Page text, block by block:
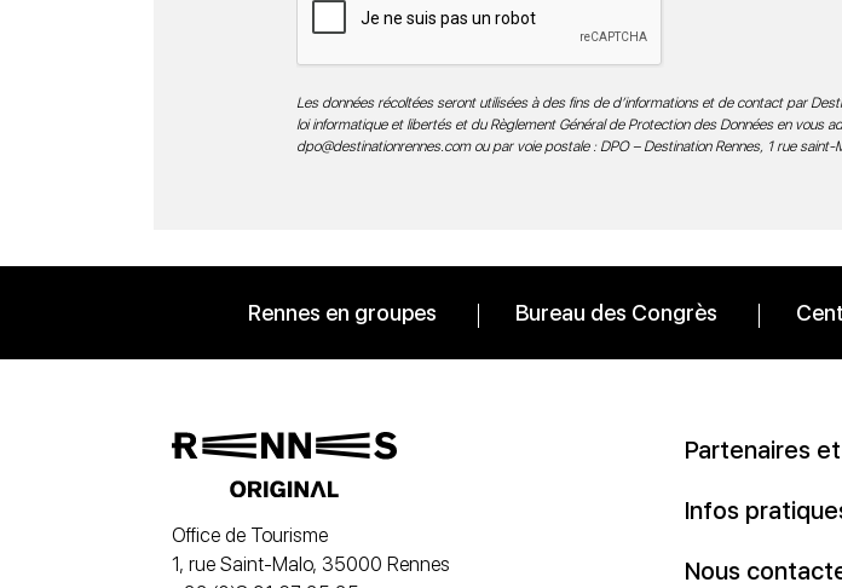
Les données récoltées seront utilisées à des fins de d’informations et de contact par
loi informatique et libertés et du Règlement Général de Protection des Données en vous
dpo@destinationrennes.comou par voie postale : DPO – Destination Rennes, 1 rue saint-
Rennes en groupes Bureau des Congrès
Office de Tourisme
1, rue Saint-Malo, 35000 Rennes
Partenaires
Infos
Nous